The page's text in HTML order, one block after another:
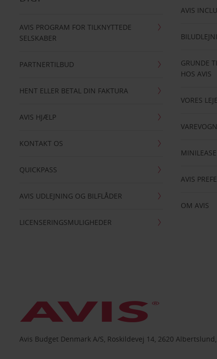
AVIS PROGRAM FOR TILKNYTTEDE
SELSKABER
PARTNERTILBUD
HENT ELLER BETAL DIN FAKTURA
AVIS HJÆLP
KONTAKT OS
QUICKPASS
AVIS UDLEJNING OG BILFLÅDER
LICENSERINGSMULIGHEDER
AVIS
GRUNDE
HOS AVIS
VORES
MINILEASE
AVIS
OM AVIS
Avis Budget Denmark A/S, Roskildevej 14, 2620 Albertslund,